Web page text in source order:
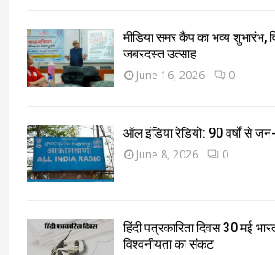
मीडिया समर कैंप का भव्य शुभारंभ,
जबरदस्त उत्साह
June 16, 2026 0
ऑल इंडिया रेडियो: 90 वर्षों से
June 8, 2026 0
हिंदी पत्रकारिता दिवस 30 मई
विश्वनीयता का संकट